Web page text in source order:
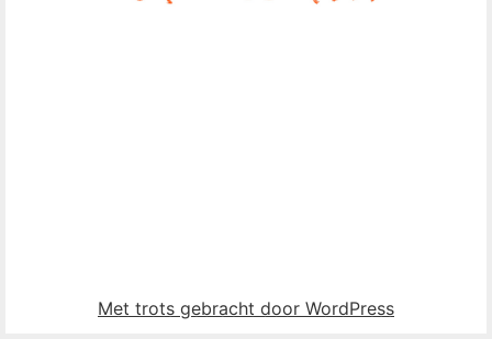
Met trots gebracht door WordPress